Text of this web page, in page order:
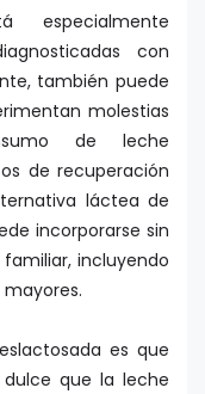
especialmente
con
también puede
molestias
de leche
de recuperación
láctea de
incorporarse sin
incluyendo
es que
que la leche